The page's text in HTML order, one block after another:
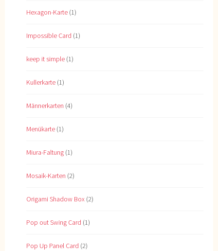
Hexagon-Karte (1)
Impossible Card (1)
keep it simple (1)
Kullerkarte (1)
Männerkarten (4)
Menükarte (1)
Miura-Faltung (1)
Mosaik-Karten (2)
Origami Shadow Box (2)
Pop out Swing Card (1)
Pop Up Panel Card (2)